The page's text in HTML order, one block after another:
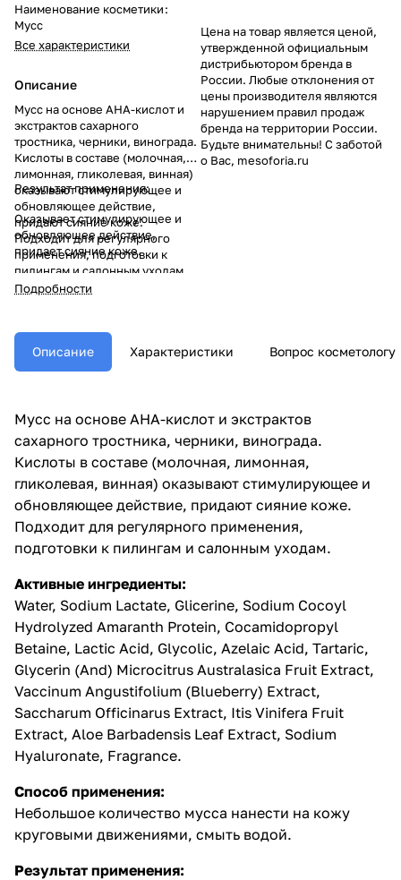
Наименование косметики:
Мусс
Все характеристики
Описание
Мусс на основе АНА-кислот и
экстрактов сахарного
тростника, черники, винограда.
Кислоты в составе (молочная,
лимонная, гликолевая, винная)
оказывают стимулирующее и
обновляющее действие,
придают сияние коже.
Подходит для регулярного
применения, подготовки к
пилингам и салонным уходам.
Результат применения:
Оказывает стимулирующее и
обновляющее действие,
придает сияние коже.
Подробности
Цена на товар является ценой,
утвержденной официальным
дистрибьютором бренда в
России. Любые отклонения от
цены производителя являются
нарушением правил продаж
бренда на территории России.
Будьте внимательны! С заботой
о Вас, mesoforia.ru
Описание Характеристики Вопрос косметологу
Мусс на основе АНА-кислот и экстрактов
сахарного тростника, черники, винограда.
Кислоты в составе (молочная, лимонная,
гликолевая, винная) оказывают стимулирующее и
обновляющее действие, придают сияние коже.
Подходит для регулярного применения,
подготовки к пилингам и салонным уходам.
Активные ингредиенты:
Water, Sodium Lactate, Glicerine, Sodium Cocoyl
Hydrolyzed Amaranth Protein, Cocamidopropyl
Betaine, Lactic Acid, Glycolic, Azelaic Acid, Tartaric,
Glycerin (And) Microcitrus Australasica Fruit Extract,
Vaccinum Angustifolium (Blueberry) Extract,
Saccharum Officinarus Extract, Itis Vinifera Fruit
Extract, Aloe Barbadensis Leaf Extract, Sodium
Hyaluronate, Fragrance.
Способ применения:
Небольшое количество мусса нанести на кожу
круговыми движениями, смыть водой.
Результат применения: